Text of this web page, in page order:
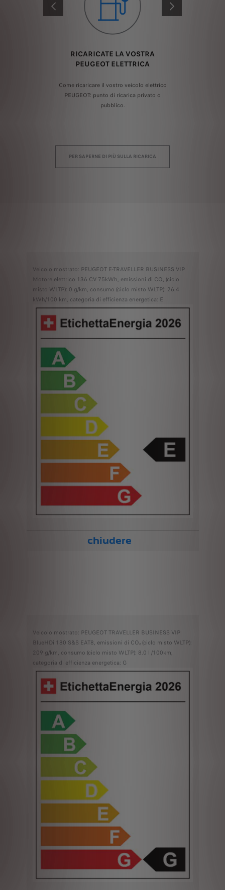
PREVIOUS AVANTI
RICARICATE LA VOSTRA
PEUGEOT ELETTRICA
Come ricaricare il vostro veicolo elettrico
PEUGEOT: punto di ricarica privato o
pubblico.
PER SAPERNE DI PIÙ SULLA RICARICA
Veicolo mostrato: PEUGEOT E-TRAVELLER BUSINESS VIP
Motore elettrico 136 CV 75kWh, emissioni di CO₂ (ciclo
misto WLTP): 0 g/km, consumo (ciclo misto WLTP): 26.4
kWh/100 km, categoria di efficienza energetica: E
chiudere
Veicolo mostrato: PEUGEOT TRAVELLER BUSINESS VIP
BlueHDi 180 S&S EAT8, emissioni di CO₂ (ciclo misto WLTP):
209 g/km, consumo (ciclo misto WLTP): 8.0 l /100km,
categoria di efficienza energetica: G